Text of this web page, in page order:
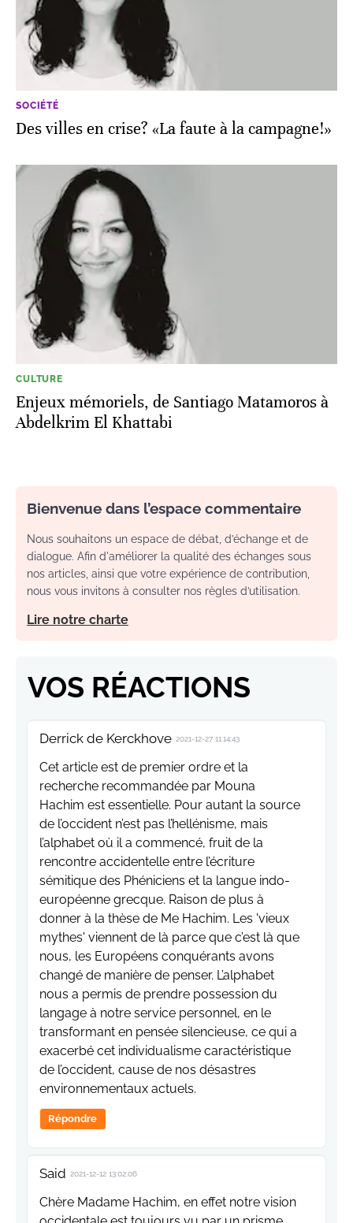
SOCIÉTÉ
Des villes en crise? «La faute à la campagne!»
CULTURE
Enjeux mémoriels, de Santiago Matamoros à
Abdelkrim El Khattabi
Bienvenue dans l’espace commentaire
Nous souhaitons un espace de débat, d’échange et de
dialogue. Afin d'améliorer la qualité des échanges sous
nos articles, ainsi que votre expérience de contribution,
nous vous invitons à consulter nos règles d’utilisation.
Lire notre charte
VOS RÉACTIONS
Derrick de Kerckhove 2021-12-27 11:14:43
Cet article est de premier ordre et la
recherche recommandée par Mouna
Hachim est essentielle. Pour autant la source
de l’occident n’est pas l’hellénisme, mais
l’alphabet où il a commencé, fruit de la
rencontre accidentelle entre l’écriture
sémitique des Phéniciens et la langue indo-
européenne grecque. Raison de plus à
donner à la thèse de Me Hachim. Les 'vieux
mythes' viennent de là parce que c’est là que
nous, les Européens conquérants avons
changé de manière de penser. L’alphabet
nous a permis de prendre possession du
langage à notre service personnel, en le
transformant en pensée silencieuse, ce qui a
exacerbé cet individualisme caractéristique
de l’occident, cause de nos désastres
environnementaux actuels.
Répondre
Said 2021-12-12 13:02:06
Chère Madame Hachim, en effet notre vision